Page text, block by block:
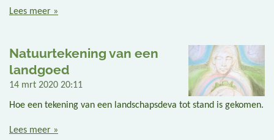
Lees meer »
Natuurtekening van een
landgoed
14 mrt 2020 20:11
Hoe een tekening van een landschapsdeva tot stand is gekomen.
Lees meer »